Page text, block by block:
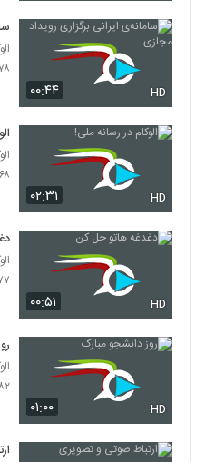
۰۰:۴۴ HD
۷۸
۰۲:۳۱ HD
۱۶۸
۰۰:۵۱ HD
۷۷
۰۱:۰۰ HD
۸۲ بازدید